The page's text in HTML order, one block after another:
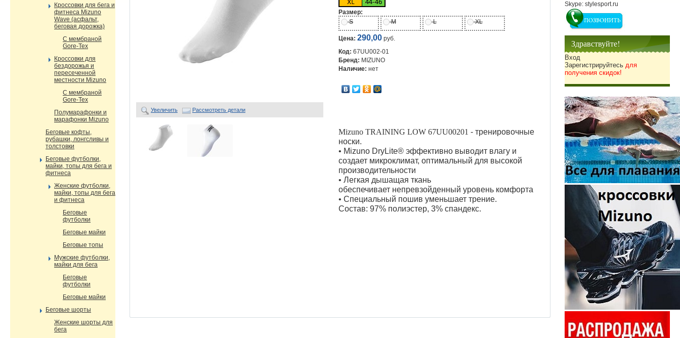
Увеличить Рассмотреть детали
Размер:
S
M L XL
Цена: 290,00 руб.
Код: 67UU002-01
Бренд: MIZUNO
Наличие: нет
Mizuno TRAINING LOW 67UU00201 - тренировочные
носки.
• Mizuno DryLite® эффективно выводит влагу и
создает микроклимат, оптимальный для высокой
производительности
• Легкая дышащая ткань
обеспечивает непревзойденный уровень комфорта
• Специальный пошив уменьшает трение.
Состав: 97% полиэстер, 3% спандекс.
Кроссовки для бега и
фитнеса Mizuno
Wave (асфальт,
беговая дорожка)
С мембраной
Gore-Tex
Кроссовки для
бездорожья и
пересеченной
местности Mizuno
С мембраной
Gore-Tex
Полумарафонки и
марафонки Mizuno
Беговые кофты,
рубашки, лонгсливы и
толстовки
Беговые футболки,
майки, топы для бега и
фитнеса
Женские футболки,
майки, топы для бега
и фитнеса
Беговые
футболки
Беговые майки
Беговые топы
Мужские футболки,
майки для бега
Беговые
футболки
Беговые майки
Беговые шорты
Женские шорты для
бега
Skype: stylesport.ru
Здравствуйте!
Вход
Зарегистрируйтесь для
получения скидок!